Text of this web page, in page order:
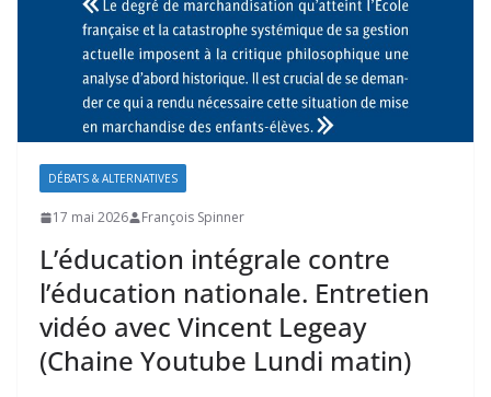
DÉBATS & ALTERNATIVES
17 mai 2026 François Spinner
L’éducation intégrale contre
l’éducation nationale. Entretien
vidéo avec Vincent Legeay
(Chaine Youtube Lundi matin)